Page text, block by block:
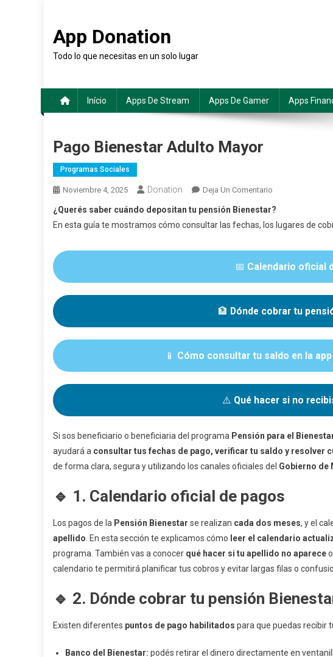
contenido
App Donation
Todo lo que necesitas en un solo lugar
Início Apps De Stream Apps De Gamer Apps
Pago Bienestar Adulto Mayor
Programas Sociales
Noviembre 4, 2025 Donation Deja Un Comentario
Adulto
¿Querés saber cuándo depositan tu pensión Bienestar?
En esta guía te mostramos cómo consultar las fechas, los lugares de
📅 Calendario oficial
🏦 Dónde cobrar tu
📱 Cómo consultar tu saldo en la
⚠️ Qué hacer si no
Si sos beneficiario o beneficiaria del programa Pensión para el
ayudará a consultar tus fechas de pago, verificar tu saldo y resolver
de forma clara, segura y utilizando los canales oficiales del Gobierno de
🔹 1. Calendario oficial de pagos
Los pagos de la Pensión Bienestar se realizan cada dos meses, y el
apellido . En esta sección te explicamos cómo leer el calendario
programa. También vas a conocer qué hacer si tu apellido no aparece
calendario te permitirá planificar tus cobros y evitar largas filas o
🔹 2. Dónde cobrar tu pensión
Existen diferentes puntos de pago habilitados para que puedas recibir
Banco del Bienestar: podés retirar el dinero directamente en